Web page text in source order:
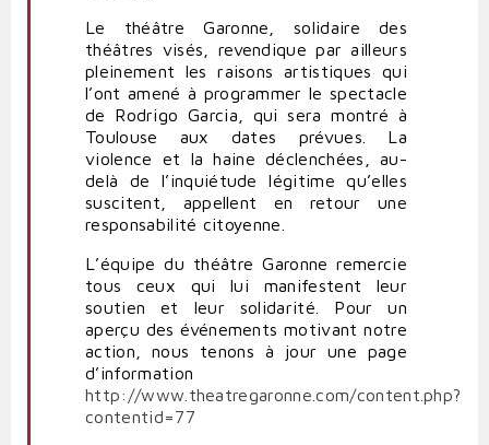
Le théâtre Garonne, solidaire des
théâtres visés, revendique par ailleurs
pleinement les raisons artistiques qui
l’ont amené à programmer le spectacle
de Rodrigo Garcia, qui sera montré à
Toulouse aux dates prévues. La
violence et la haine déclenchées, au-
delà de l’inquiétude légitime qu’elles
suscitent, appellent en retour une
responsabilité citoyenne.
L’équipe du théâtre Garonne remercie
tous ceux qui lui manifestent leur
soutien et leur solidarité. Pour un
aperçu des événements motivant notre
action, nous tenons à jour une page
d’information
http://www.theatregaronne.com/content.php?
contentid=77